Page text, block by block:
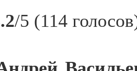
/5 (114